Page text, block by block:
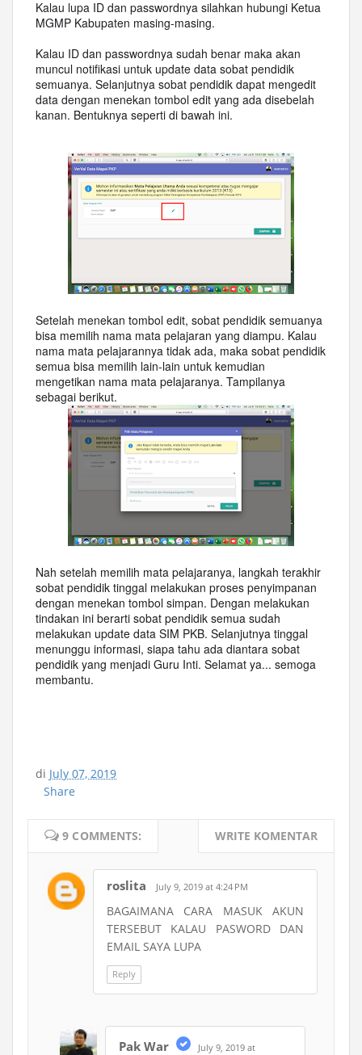
Kalau lupa ID dan passwordnya silahkan hubungi Ketua
MGMP Kabupaten masing-masing.
Kalau ID dan passwordnya sudah benar maka akan
muncul notifikasi untuk update data sobat pendidik
semuanya. Selanjutnya sobat pendidik dapat mengedit
data dengan menekan tombol edit yang ada disebelah
kanan. Bentuknya seperti di bawah ini.
Setelah menekan tombol edit, sobat pendidik semuanya
bisa memilih nama mata pelajaran yang diampu. Kalau
nama mata pelajarannya tidak ada, maka sobat pendidik
semua bisa memilih lain-lain untuk kemudian
mengetikan nama mata pelajaranya. Tampilanya
sebagai berikut.
Nah setelah memilih mata pelajaranya, langkah terakhir
sobat pendidik tinggal melakukan proses penyimpanan
dengan menekan tombol simpan. Dengan melakukan
tindakan ini berarti sobat pendidik semua sudah
melakukan update data SIM PKB. Selanjutnya tinggal
menunggu informasi, siapa tahu ada diantara sobat
pendidik yang menjadi Guru Inti. Selamat ya... semoga
membantu.
di July 07, 2019
Share
9 COMMENTS: WRITE KOMENTAR
roslita July 9, 2019 at 4:24 PM
BAGAIMANA CARA MASUK AKUN
TERSEBUT KALAU PASWORD DAN
EMAIL SAYA LUPA
Reply
Pak War
July 9, 2019 at